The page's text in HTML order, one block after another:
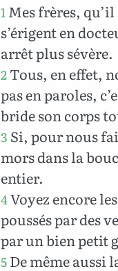
1Mes frères,
s’érigent en
arrêt plus sévère.
2Tous, en effet,
pas en paroles,
bride son corps
3 Si, pour nous
mors dans la
entier.
4Voyez encore
poussés par des
par un bien petit
5De même aussi